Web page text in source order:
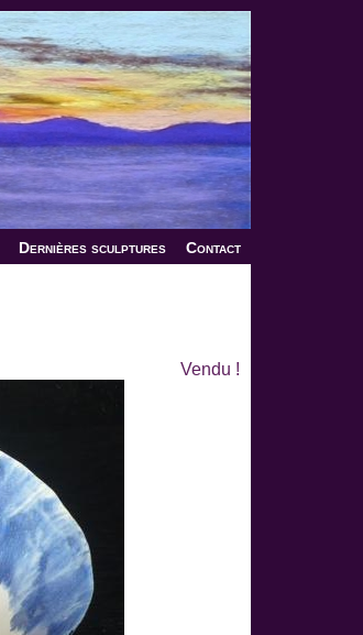
Dernières sculptures Contact
Vendu !